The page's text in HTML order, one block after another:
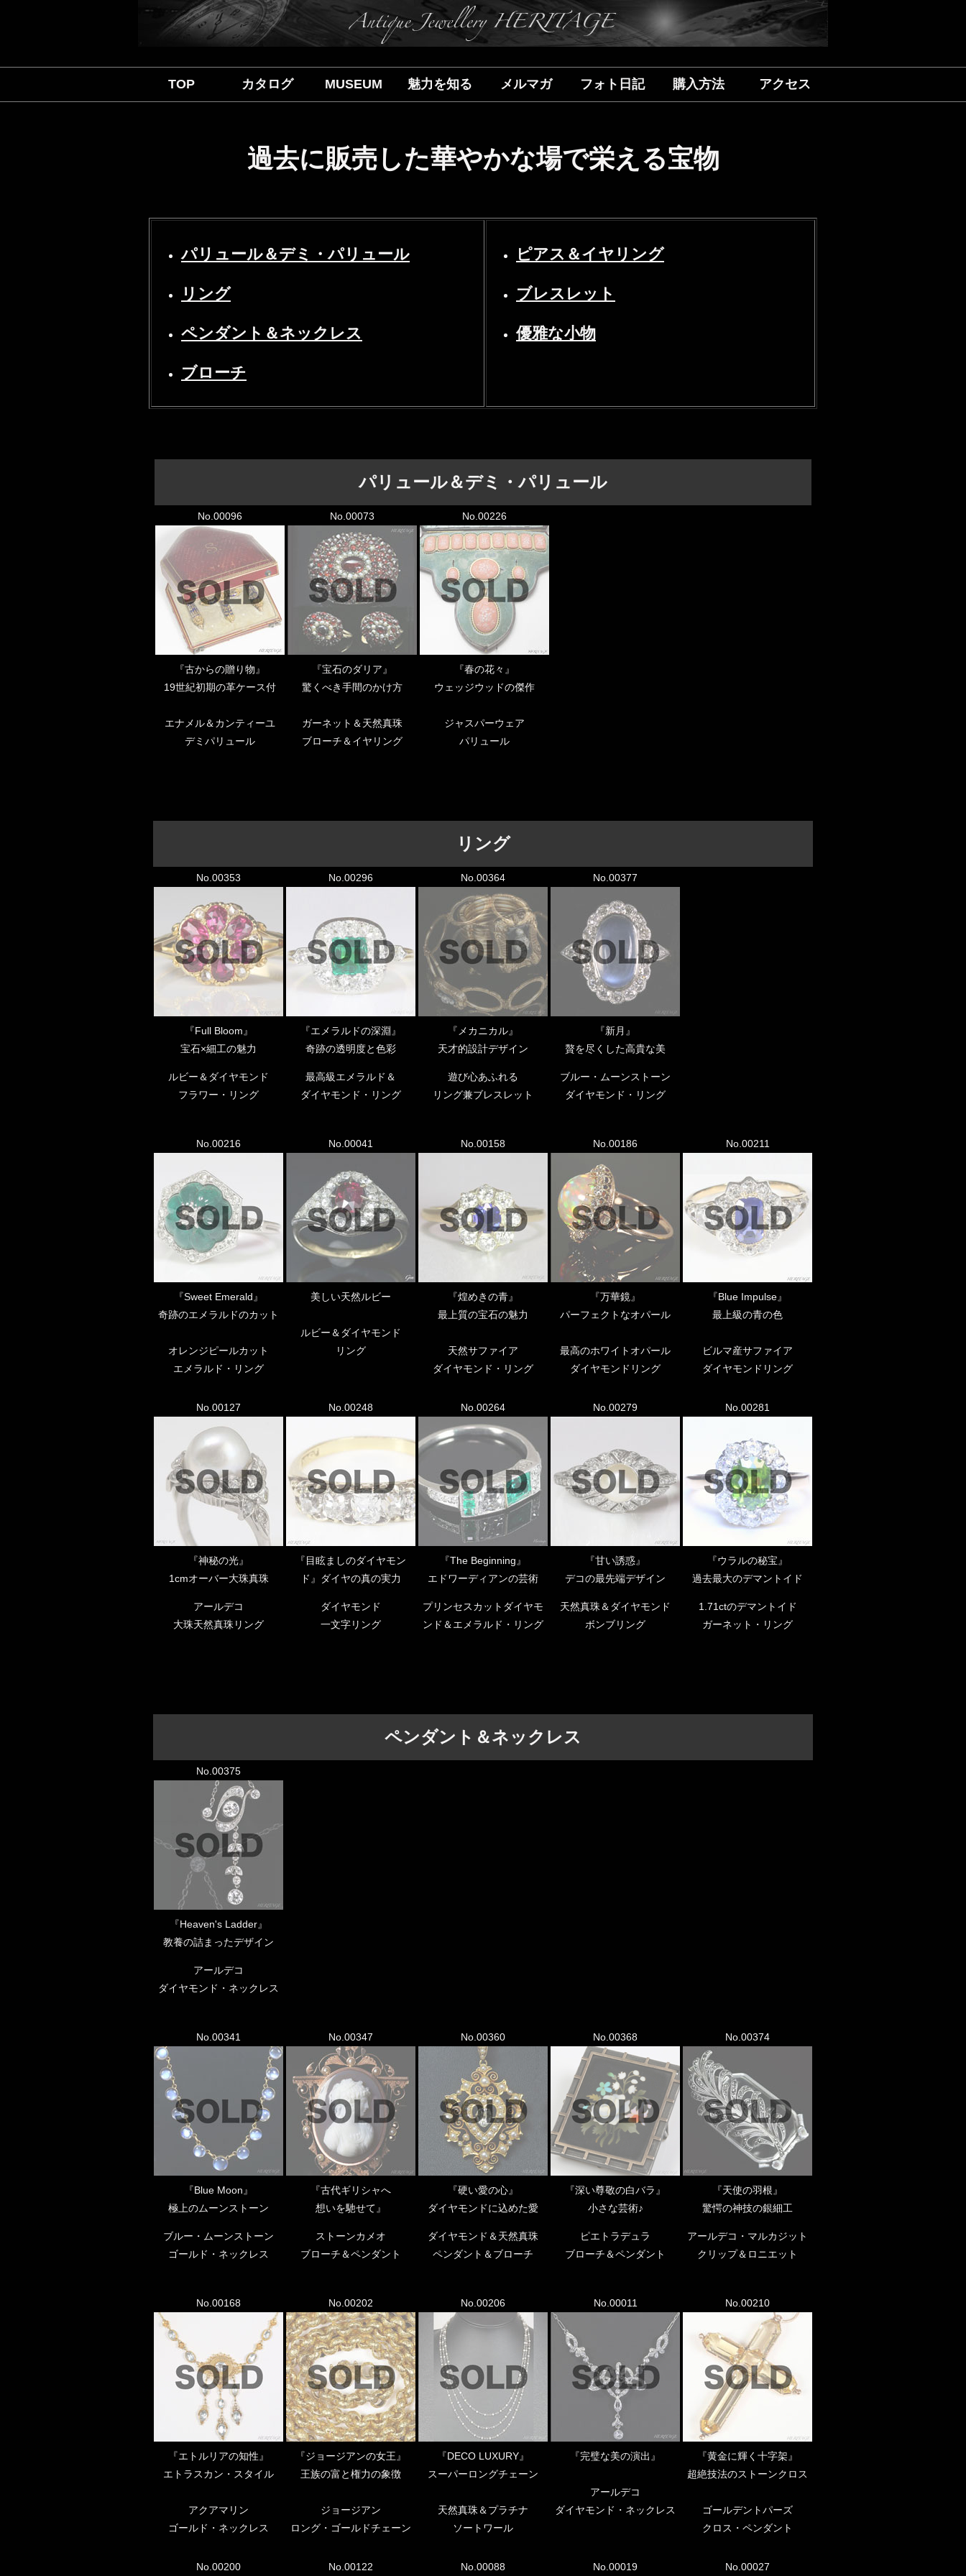
TOP カタログ MUSEUM 魅力を知る メルマガ フォト日記 購入方法 アクセス
過去に販売した華やかな場で栄える宝物
パリュール＆デミ・パリュール
リング
ペンダント＆ネックレス
ブローチ
ピアス＆イヤリング
ブレスレット
優雅な小物
パリュール＆デミ・パリュール
No.00096
『古からの贈り物』
19世紀初期の革ケース付
エナメル＆カンティーユ
デミパリュール
No.00073
『宝石のダリア』
驚くべき手間のかけ方
ガーネット＆天然真珠
ブローチ＆イヤリング
No.00226
『春の花々』
ウェッジウッドの傑作
ジャスパーウェア
パリュール
リング
No.00353
『Full Bloom』
宝石×細工の魅力
ルビー＆ダイヤモンド
フラワー・リング
No.00296
『エメラルドの深淵』
奇跡の透明度と色彩
最高級エメラルド＆
ダイヤモンド・リング
No.00364
『メカニカル』
天才的設計デザイン
遊び心あふれる
リング兼ブレスレット
No.00377
『新月』
贅を尽くした高貴な美
ブルー・ムーンストーン
ダイヤモンド・リング
No.00216
『Sweet Emerald』
奇跡のエメラルドのカット
オレンジピールカット
エメラルド・リング
No.00041
美しい天然ルビー
ルビー＆ダイヤモンド
リング
No.00158
『煌めきの青』
最上質の宝石の魅力
天然サファイア
ダイヤモンド・リング
No.00186
『万華鏡』
パーフェクトなオパール
最高のホワイトオパール
ダイヤモンドリング
No.00211
『Blue Impulse』
最上級の青の色
ビルマ産サファイア
ダイヤモンドリング
No.00127
『神秘の光』
1cmオーバー大珠真珠
アールデコ
大珠天然真珠リング
No.00248
『目眩ましのダイヤモン
ド』ダイヤの真の実力
ダイヤモンド
一文字リング
No.00264
『The Beginning』
エドワーディアンの芸術
プリンセスカットダイヤモ
ンド＆エメラルド・リング
No.00279
『甘い誘惑』
デコの最先端デザイン
天然真珠＆ダイヤモンド
ボンブリング
No.00281
『ウラルの秘宝』
過去最大のデマントイド
1.71ctのデマントイド
ガーネット・リング
ペンダント＆ネックレス
No.00375
『Heaven's Ladder』
教養の詰まったデザイン
アールデコ
ダイヤモンド・ネックレス
No.00341
『Blue Moon』
極上のムーンストーン
ブルー・ムーンストーン
ゴールド・ネックレス
No.00347
『古代ギリシャへ
想いを馳せて』
ストーンカメオ
ブローチ＆ペンダント
No.00360
『硬い愛の心』
ダイヤモンドに込めた愛
ダイヤモンド＆天然真珠
ペンダント＆ブローチ
No.00368
『深い尊敬の白バラ』
小さな芸術♪
ピエトラデュラ
ブローチ＆ペンダント
No.00374
『天使の羽根』
驚愕の神技の銀細工
アールデコ・マルカジット
クリップ＆ロニエット
No.00168
『エトルリアの知性』
エトラスカン・スタイル
アクアマリン
ゴールド・ネックレス
No.00202
『ジョージアンの女王』
王族の富と権力の象徴
ジョージアン
ロング・ゴールドチェーン
No.00206
『DECO LUXURY』
スーパーロングチェーン
天然真珠＆プラチナ
ソートワール
No.00011
『完璧な美の演出』
アールデコ
ダイヤモンド・ネックレス
No.00210
『黄金に輝く十字架』
超絶技法のストーンクロス
ゴールデントパーズ
クロス・ペンダント
No.00200 No.00122 No.00088 No.00019 No.00027